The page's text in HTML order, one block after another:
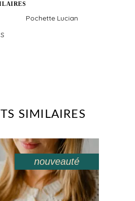
Pochette Lucian
SIMILAIRES
nouveauté